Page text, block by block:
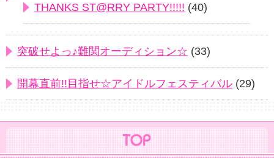
THANKS ST@RRY PARTY!!!!! (40)
突破せよっ♪難関オーディション☆ (33)
開幕直前!!目指せ☆アイドルフェスティバル (29)